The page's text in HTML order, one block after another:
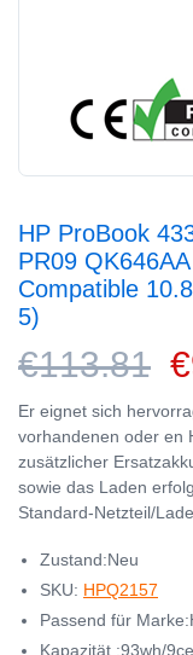
HP ProBook
PR09
Compatible
5)
€113.81
Er eignet sich
vorhandenen oder en
zusätzlicher
sowie das Laden
Standard-Netzteil/
Zustand:Neu
SKU: HPQ2157
Passend für
Kapazität :93wh/